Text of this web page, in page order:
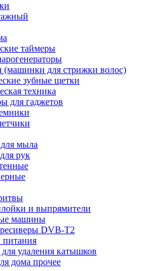
таймеры
для стрижки волос)
зубные щетки
техника
для гаджетов
мыла
рук
и выпрямители
машины
DVB-T2
удаления катышков
дома прочее